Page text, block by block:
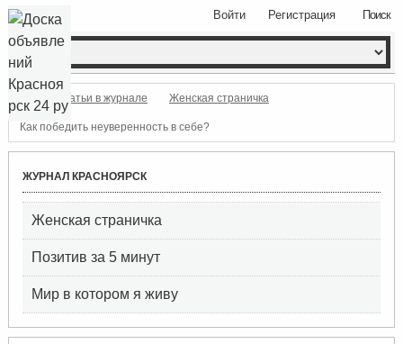
Поиск
Войти Регистрация
Статьи в журнале Женская страничка
Как победить неуверенность в себе?
ЖУРНАЛ КРАСНОЯРСК
Женская страничка
Позитив за 5 минут
Мир в котором я живу